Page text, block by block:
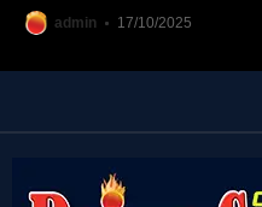
admin 17/10/2025